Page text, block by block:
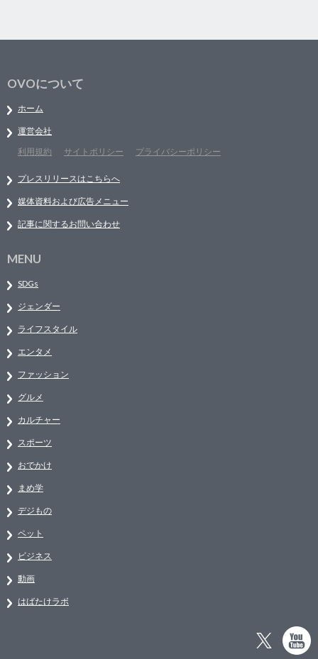
OVOについて
ホーム
運営会社
利用規約
サイトポリシー プライバシーポリシー
プレスリリースはこちらへ
媒体資料および広告メニュー
記事に関するお問い合わせ
MENU
SDGs
ジェンダー
ライフスタイル
エンタメ
ファッション
グルメ
カルチャー
スポーツ
おでかけ
まめ学
デジもの
ペット
ビジネス
動画
はばたけラボ